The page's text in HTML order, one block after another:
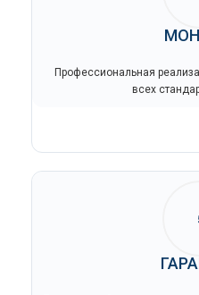
Профессиональная
всех